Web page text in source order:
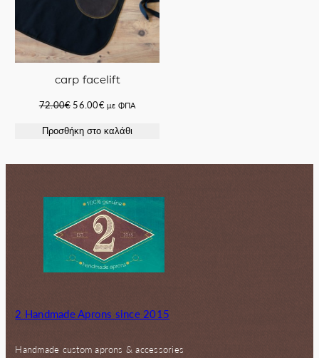
carp facelift
72.00€ Original
was:
56.00€Η
τιμή
με ΦΠΑ
Προσθήκη στο καλάθι
2 Handmade Aprons since 2015
Handmade custom aprons & accessories